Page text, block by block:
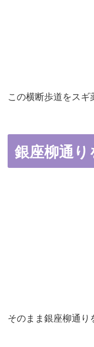
この横断歩道をスギ
銀座柳通り
そのまま銀座柳通り